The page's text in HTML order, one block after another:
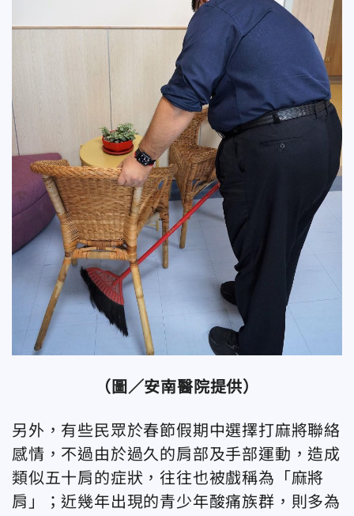
（圖／安南醫院提供）
另外，有些民眾於春節假期中選擇打麻將聯絡
感情，不過由於過久的肩部及手部運動，造成
類似五十肩的症狀，往往也被戲稱為「麻將
肩」；近幾年出現的青少年酸痛族群，則多為